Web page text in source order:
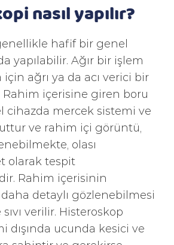
nasıl yapılır?
hafif bir genel
yapılabilir. Ağır bir işlem
ağrı ya da acı verici bir
içerisine giren boru
cihazda mercek sistemi ve
ve rahim içi görüntü,
olası
olarak tespit
Rahim içerisinin
detaylı gözlenebilmesi
verilir. Histeroskop
dışında ucunda kesici ve